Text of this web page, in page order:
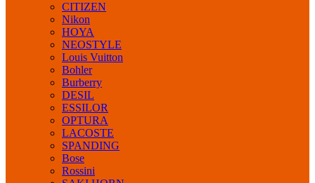
CITIZEN
Nikon
HOYA
NEOSTYLE
Louis Vuitton
Bohler
Burberry
DESIL
ESSILOR
OPTURA
LACOSTE
SPANDING
Bose
Rossini